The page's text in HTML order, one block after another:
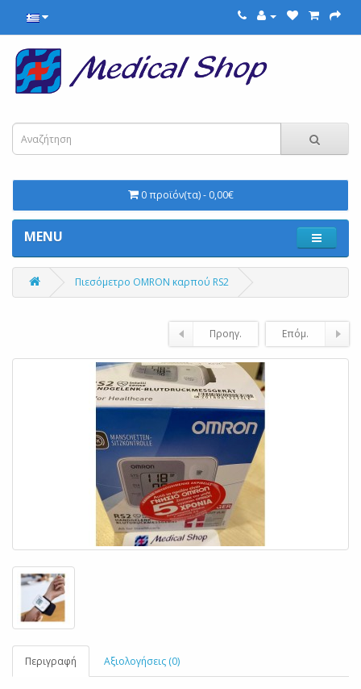
0 προϊόν(τα) - 0,00€
MENU
Πιεσόμετρο OMRON καρπού RS2
Προηγ. Επόμ.
Περιγραφή Αξιολογήσεις (0)